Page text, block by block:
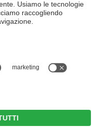
una vacanza in
e offerte nelle
UNESCO.
dei contenuti, si
e la completezza di
direttamente sul posto